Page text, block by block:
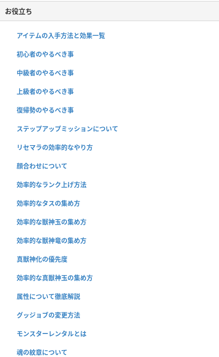
お役立ち
アイテムの入手方法と効果一覧
初心者のやるべき事
中級者のやるべき事
上級者のやるべき事
復帰勢のやるべき事
ステップアップミッションについて
リセマラの効率的なやり方
顔合わせについて
効率的なランク上げ方法
効率的なタスの集め方
効率的な獣神玉の集め方
効率的な獣神竜の集め方
真獣神化の優先度
効率的な真獣神玉の集め方
属性について徹底解説
グッジョブの変更方法
モンスターレンタルとは
魂の紋章について